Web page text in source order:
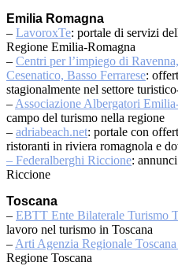
Emilia Romagna
– LavoroxTe: portale di servizi
Regione Emilia-Romagna
– Centri per l’impiego di
Cesenatico, Basso Ferrarese:
stagionalmente nel settore
– Associazione Albergatori
campo del turismo nella regione
– adriabeach.net: portale con
ristoranti in riviera romagnola e
– Federalberghi Riccione:
Riccione
Toscana
– EBTT Ente Bilaterale Turismo
lavoro nel turismo in Toscana
– Arti Agenzia Regionale
Regione Toscana